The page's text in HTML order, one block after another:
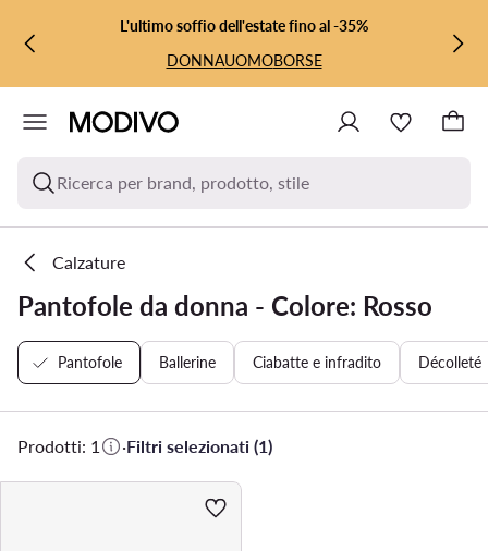
VAI AL CONTENUTO PRINCIPALE
VAI ALLA RICERCAL'ultimo soffio dell'estate fino al -35%
DONNAUOMOBORSE
Ricerca per brand, prodotto, stile
Calzature
Pantofole da donna - Colore: Rosso
Pantofole Ballerine Ciabatte e infradito Décolleté
Prodotti: 1 ·Filtri selezionati (1)